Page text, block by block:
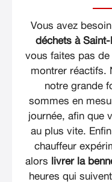
Vous avez besoin
déchets à Saint-
vous faites pas
montrer réactifs.
notre grande
sommes en
journée, afin que
au plus vite.
chauffeur
alors
livrer la
heures qui